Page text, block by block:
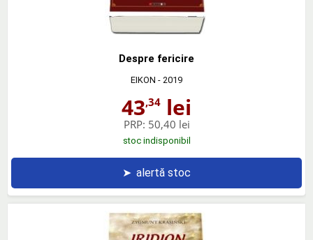
Despre fericire
EIKON - 2019
43,34 lei
PRP: 50,40 lei
stoc indisponibil
➤ alertă stoc